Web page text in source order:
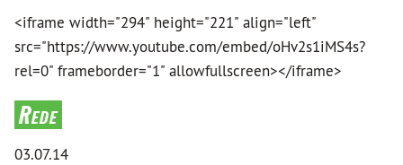
<iframe width="294" height="221" align="left"
src="https://www.youtube.com/embed/oHv2s1iMS4s?
rel=0" frameborder="1" allowfullscreen></iframe>
Rede
03.07.14